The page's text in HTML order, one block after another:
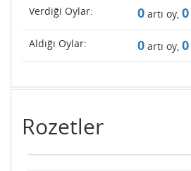
Verdiği Oylar: 0 artı oy, 0
Aldığı Oylar: 0 artı oy, 0
Rozetler